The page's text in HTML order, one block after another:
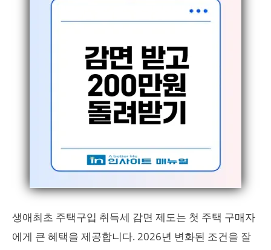
생애최초 주택구입 취득세 감면 제도는 첫 주택 구매자
에게 큰 혜택을 제공합니다. 2026년 변화된 조건을 잘